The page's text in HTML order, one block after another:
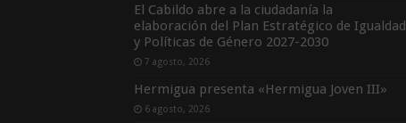
El Cabildo abre a la ciudadanía la
elaboración del Plan Estratégico de Igualdad
y Políticas de Género 2027-2030
7 agosto, 2026
Hermigua presenta «Hermigua Joven III»
6 agosto, 2026